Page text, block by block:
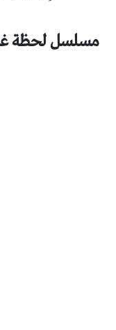
مسلسل لحظة غضب